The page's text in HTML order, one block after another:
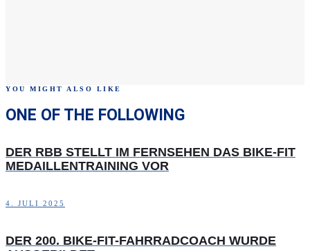
YOU MIGHT ALSO LIKE
ONE OF THE FOLLOWING
DER RBB STELLT IM FERNSEHEN DAS BIKE-FIT
MEDAILLENTRAINING VOR
4. JULI 2025
DER 200. BIKE-FIT-FAHRRADCOACH WURDE